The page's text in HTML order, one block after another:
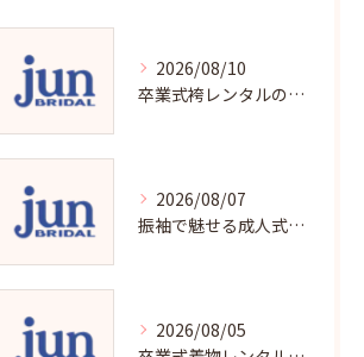
2026/08/10
卒業式袴レンタルの賢い選び方と魅力解説
2026/08/07
振袖で魅せる成人式写真の魅力と撮影ポイント
2026/08/05